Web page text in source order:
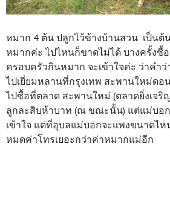
หมาก 4 ต้น ปลูกไว้ข้างบ้านสวน เป็นต้
หมากค่ะ ไปไหนก็ขาดไม่ได้ บางครั้ง
ครอบครัวกินหมาก จะเข้าใจค่ะ ว่าคำ
ไปเยี่ยมหลานที่กรุงเทพ สะพานใหม่ดอ
ไปซื้อที่ตลาด สะพานใหม่ (ตลาดยิ่งเจริ
ลูกละสิบห้าบาท (ณ ขณะนั้น) แต่แม่บอ
เข้าใจ แต่ที่อุบลแม่บอกจะแพงขนาดไ
หมดค่าโทรเยอะกว่าค่าหมากแม่อีก
โปรดติดตามตอน